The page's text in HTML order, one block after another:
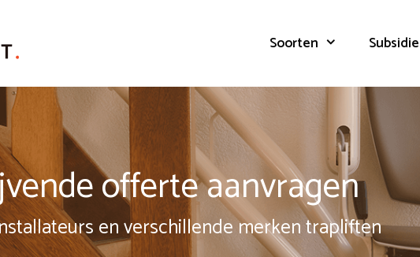
Soorten Subsidie
offerte aanvragen
en verschillende merken trapliften